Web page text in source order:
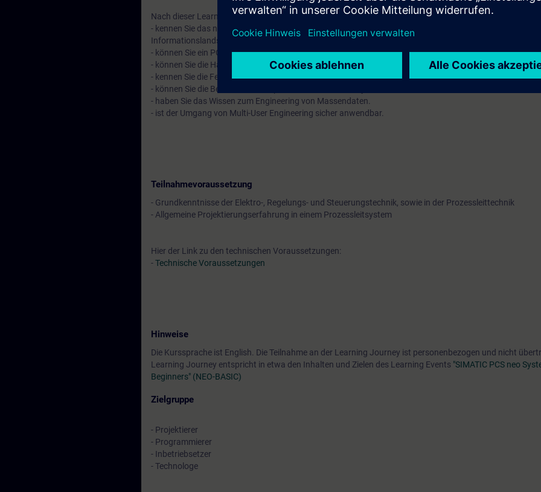
Nach dieser Learning Journey …
- kennen Sie das neue Prozessleitsystem "PCS neo" mit den aktuellen Workflows und die dazugehörige
Informationslandschaft.
- können Sie ein PCS neo-Projekt korrekt erstellen und mit dem dazugehörigen Projekt Management
- können Sie die Hardware von Automatisierungssystemem, sowie die Visualisierung konfigurieren.
- kennen Sie die Features und Programmierungsmöglichkeiten der wichtigsten Engineering Tools.
- können Sie die Bedienstation anpassen und das Meldesystem auswerten.
- haben Sie das Wissen zum Engineering von Massendaten.
- ist der Umgang von Multi-User Engineering sicher anwendbar.
Teilnahmevoraussetzung
- Grundkenntnisse der Elektro-, Regelungs- und Steuerungstechnik, sowie in der Prozessleittechnik
- Allgemeine Projektierungserfahrung in einem Prozessleitsystem
Hier der Link zu den technischen Voraussetzungen:
-Technische Voraussetzungen
Hinweise
Die Kurssprache ist English. Die Teilnahme an der Learning Journey ist personenbezogen und nicht
Learning Journey entspricht in etwa den Inhalten und Zielen des Learning Events "SIMATIC PCS neo
Beginners" (NEO-BASIC)
Zielgruppe
- Projektierer
- Programmierer
- Inbetriebsetzer
- Technologe